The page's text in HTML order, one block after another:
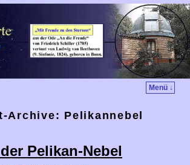
Menü ↓
Archive: Pelikannebel
Pelikan-Nebel